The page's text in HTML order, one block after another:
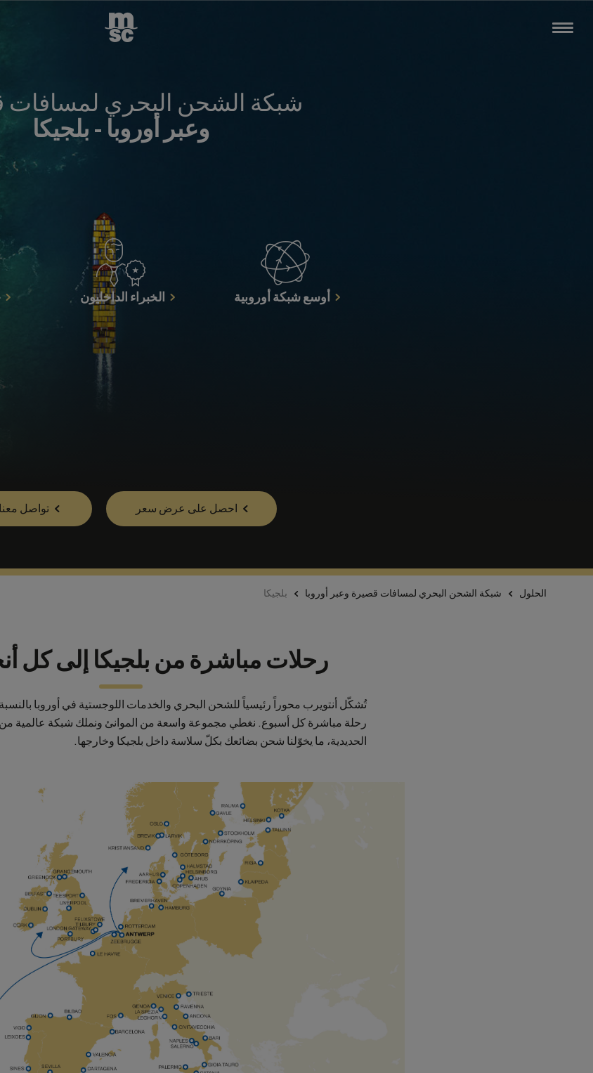
شبكة الشحن البحري لمسافات
وعبر أوروبا - بلجيكا
أوسع شبكة أوروبية الخبراء الداخليون
احصل على عرض سعر تواصل معنا
الحلول شبكة الشحن البحري لمسافات قصيرة وعبر أوروبا بلجيكا
رحلات مباشرة من بلجيكا إلى كل
رحلة مباشرة كل أسبوع. نغطي مجموعة واسعة من الموانئ ونملك شبكة عالمية
الحديدية، ما يخوّلنا شحن بضائعك بكلّ سلاسة داخل بلجيكا وخارجها.